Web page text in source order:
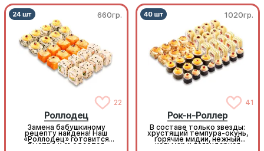
660гр.
22
Роллодец
Замена бабушкиному
рецепту найдена! Наш
«Роллодец» готовится
быстро и съедается
1020гр.
41
Рок-н-Роллер
В составе только звезды:
хрустящий темпура-окунь,
горячие мидии, нежный
кальмар и легендарная